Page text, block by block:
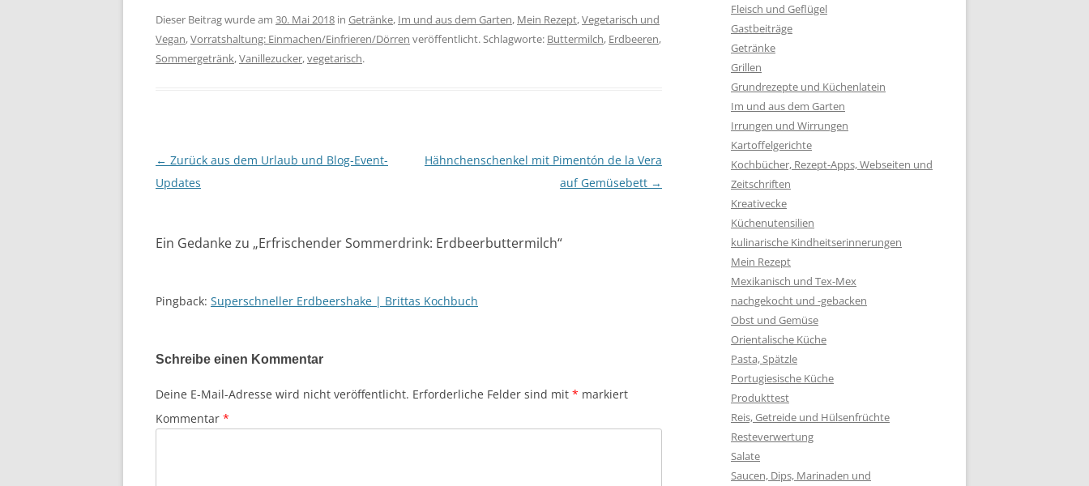
Dieser Beitrag wurde am 30. Mai 2018 in Getränke, Im und aus dem Garten, Mein Rezept,Vegetarisch und
Vegan,Vorratshaltung: Einmachen/Einfrieren/Dörren veröffentlicht. Schlagworte: Buttermilch, Erdbeeren,
Sommergetränk,Vanillezucker,vegetarisch.
Beitragsnavigation
← Zurück aus dem Urlaub und Blog-Event-
Updates
Hähnchenschenkel mit Pimentón de la Vera
auf Gemüsebett →
Ein Gedanke zu „Erfrischender Sommerdrink: Erdbeerbuttermilch“
Pingback: Superschneller Erdbeershake | Brittas Kochbuch
Schreibe einen Kommentar
Deine E-Mail-Adresse wird nicht veröffentlicht. Erforderliche Felder sind mit * markiert
Kommentar *
Fleisch und Geflügel
Gastbeiträge
Getränke
Grillen
Grundrezepte und Küchenlatein
Im und aus dem Garten
Irrungen und Wirrungen
Kartoffelgerichte
Kochbücher, Rezept-Apps, Webseiten und
Zeitschriften
Kreativecke
Küchenutensilien
kulinarische Kindheitserinnerungen
Mein Rezept
Mexikanisch und Tex-Mex
nachgekocht und -gebacken
Obst und Gemüse
Orientalische Küche
Pasta, Spätzle
Portugiesische Küche
Produkttest
Reis, Getreide und Hülsenfrüchte
Resteverwertung
Salate
Saucen, Dips, Marinaden und